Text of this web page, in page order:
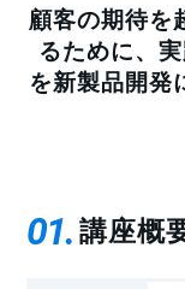
顧客の期待を
るために、
を新製品開発
01 講座概